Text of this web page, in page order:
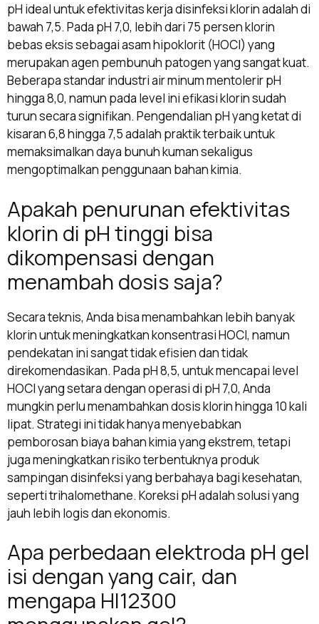
pH ideal untuk efektivitas kerja disinfeksi klorin adalah di
bawah 7,5. Pada pH 7,0, lebih dari 75 persen klorin
bebas eksis sebagai asam hipoklorit (HOCl) yang
merupakan agen pembunuh patogen yang sangat kuat.
Beberapa standar industri air minum mentolerir pH
hingga 8,0, namun pada level ini efikasi klorin sudah
turun secara signifikan. Pengendalian pH yang ketat di
kisaran 6,8 hingga 7,5 adalah praktik terbaik untuk
memaksimalkan daya bunuh kuman sekaligus
mengoptimalkan penggunaan bahan kimia.
Apakah penurunan efektivitas
klorin di pH tinggi bisa
dikompensasi dengan
menambah dosis saja?
Secara teknis, Anda bisa menambahkan lebih banyak
klorin untuk meningkatkan konsentrasi HOCl, namun
pendekatan ini sangat tidak efisien dan tidak
direkomendasikan. Pada pH 8,5, untuk mencapai level
HOCl yang setara dengan operasi di pH 7,0, Anda
mungkin perlu menambahkan dosis klorin hingga 10 kali
lipat. Strategi ini tidak hanya menyebabkan
pemborosan biaya bahan kimia yang ekstrem, tetapi
juga meningkatkan risiko terbentuknya produk
sampingan disinfeksi yang berbahaya bagi kesehatan,
seperti trihalomethane. Koreksi pH adalah solusi yang
jauh lebih logis dan ekonomis.
Apa perbedaan elektroda pH gel
isi dengan yang cair, dan
mengapa HI12300